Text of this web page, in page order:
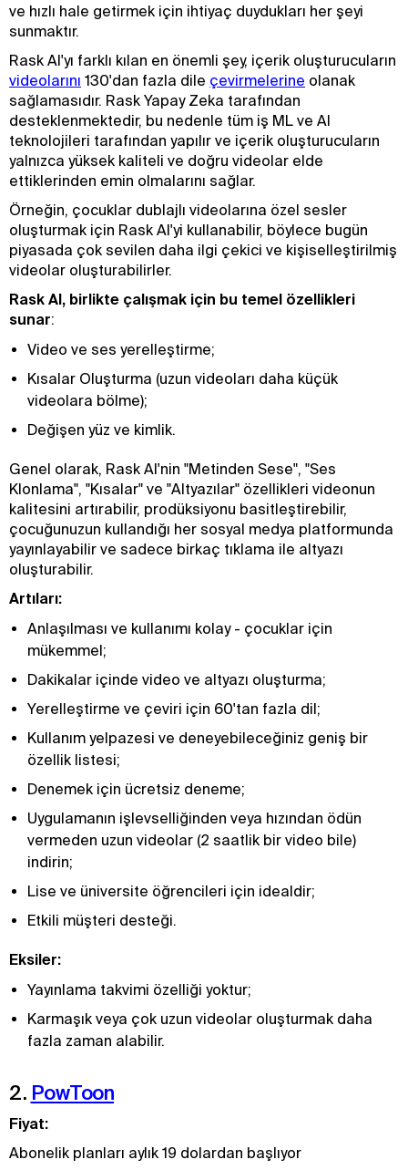
ve hızlı hale getirmek için ihtiyaç duydukları her şeyi
sunmaktır.
Rask AI'yı farklı kılan en önemli şey, içerik oluşturucuların
videolarını 130'dan fazla dile çevirmelerine olanak
sağlamasıdır. Rask Yapay Zeka tarafından
desteklenmektedir, bu nedenle tüm iş ML ve AI
teknolojileri tarafından yapılır ve içerik oluşturucuların
yalnızca yüksek kaliteli ve doğru videolar elde
ettiklerinden emin olmalarını sağlar.
Örneğin, çocuklar dublajlı videolarına özel sesler
oluşturmak için Rask AI'yi kullanabilir, böylece bugün
piyasada çok sevilen daha ilgi çekici ve kişiselleştirilmiş
videolar oluşturabilirler.
Rask AI, birlikte çalışmak için bu temel özellikleri
sunar:
Video ve ses yerelleştirme;
Kısalar Oluşturma (uzun videoları daha küçük
videolara bölme);
Değişen yüz ve kimlik.
Genel olarak, Rask AI'nin "Metinden Sese", "Ses
Klonlama", "Kısalar" ve "Altyazılar" özellikleri videonun
kalitesini artırabilir, prodüksiyonu basitleştirebilir,
çocuğunuzun kullandığı her sosyal medya platformunda
yayınlayabilir ve sadece birkaç tıklama ile altyazı
oluşturabilir.
Artıları:
Anlaşılması ve kullanımı kolay - çocuklar için
mükemmel;
Dakikalar içinde video ve altyazı oluşturma;
Yerelleştirme ve çeviri için 60'tan fazla dil;
Kullanım yelpazesi ve deneyebileceğiniz geniş bir
özellik listesi;
Denemek için ücretsiz deneme;
Uygulamanın işlevselliğinden veya hızından ödün
vermeden uzun videolar (2 saatlik bir video bile)
indirin;
Lise ve üniversite öğrencileri için idealdir;
Etkili müşteri desteği.
Eksiler:
Yayınlama takvimi özelliği yoktur;
Karmaşık veya çok uzun videolar oluşturmak daha
fazla zaman alabilir.
2. PowToon
Fiyat:
Abonelik planları aylık 19 dolardan başlıyor